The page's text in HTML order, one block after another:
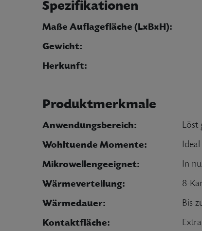
Spezifikationen
Maße Auflagefläche (LxBxH):
Gewicht:
Herkunft:
Produktmerkmale
Anwendungsbereich: Löst
Wohltuende Momente:
Mikrowellengeeignet: In
Wärmeverteilung: 8-
Wärmedauer: Bis
Kontaktfläche: